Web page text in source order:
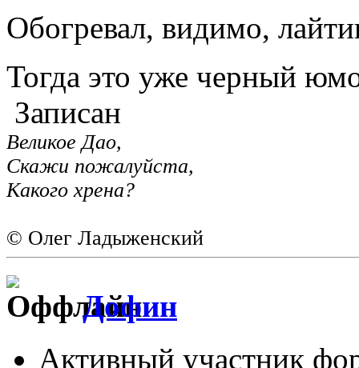
Обогревал, видимо,
Тогда это уже черный
Записан
Великое Дао,
Скажи пожалуйста,
Какого хрена?
© Олег Ладыженский
Дофин
Активный участник